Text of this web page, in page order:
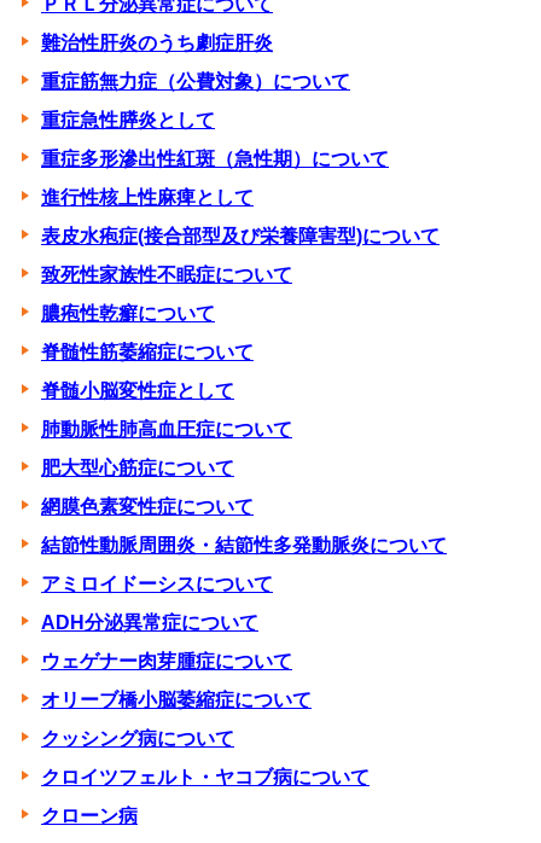
ＰＲＬ分泌異常症について
難治性肝炎のうち劇症肝炎
重症筋無力症（公費対象）について
重症急性膵炎として
重症多形滲出性紅斑（急性期）について
進行性核上性麻痺として
表皮水疱症(接合部型及び栄養障害型)について
致死性家族性不眠症について
膿疱性乾癬について
脊髄性筋萎縮症について
脊髄小脳変性症として
肺動脈性肺高血圧症について
肥大型心筋症について
網膜色素変性症について
結節性動脈周囲炎・結節性多発動脈炎について
アミロイドーシスについて
ADH分泌異常症について
ウェゲナー肉芽腫症について
オリーブ橋小脳萎縮症について
クッシング病について
クロイツフェルト・ヤコブ病について
クローン病